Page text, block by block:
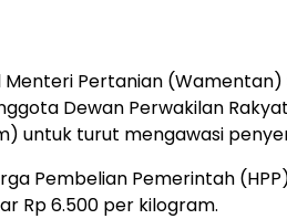
Menteri Pertanian (Wamentan)
Dewan Perwakilan
untuk turut mengawasi
Pembelian Pemerintah
Rp 6.500 per kilogram.